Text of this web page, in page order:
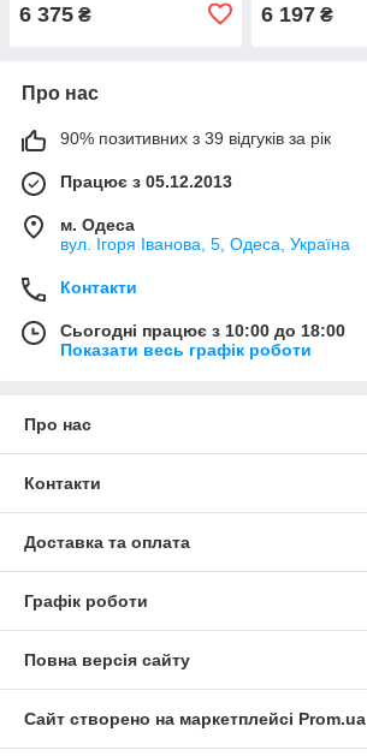
6 375 ₴ 6 197₴
Про нас
90% позитивних з 39 відгуків за рік
Працює з 05.12.2013
м. Одеса
вул. Ігоря Іванова, 5, Одеса, Україна
Контакти
Сьогодні працює з 10:00 до 18:00
Показати весь графік роботи
Про нас
Контакти
Доставка та оплата
Графік роботи
Повна версія сайту
Сайт створено на маркетплейсі Prom.ua